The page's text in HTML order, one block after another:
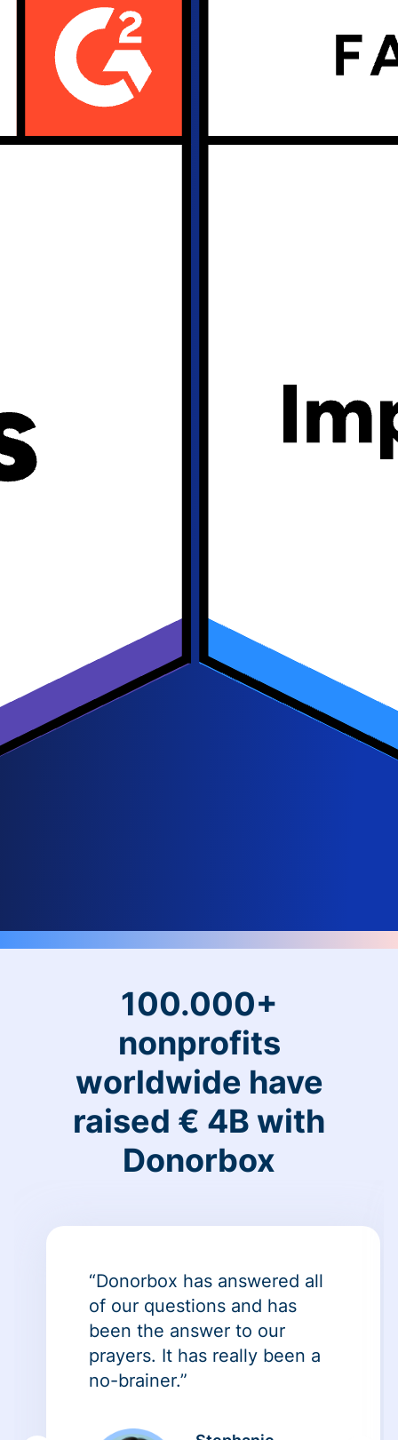
100.000+
nonprofits
worldwide have
raised € 4B with
Donorbox
“Donorbox has answered all
of our questions and has
been the answer to our
prayers. It has really been a
no-brainer.”